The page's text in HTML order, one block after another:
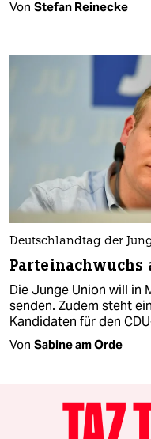
Von Stefan Reinecke
Deutschlandtag der
Parteinachwuchs
Die Junge Union will in
senden. Zudem steht
Kandidaten für den
Von Sabine am Orde